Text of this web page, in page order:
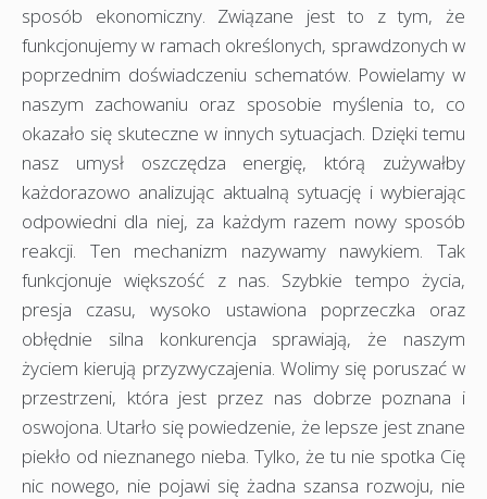
sposób ekonomiczny. Związane jest to z tym, że
funkcjonujemy w ramach określonych, sprawdzonych w
poprzednim doświadczeniu schematów. Powielamy w
naszym zachowaniu oraz sposobie myślenia to, co
okazało się skuteczne w innych sytuacjach. Dzięki temu
nasz umysł oszczędza energię, którą zużywałby
każdorazowo analizując aktualną sytuację i wybierając
odpowiedni dla niej, za każdym razem nowy sposób
reakcji. Ten mechanizm nazywamy nawykiem. Tak
funkcjonuje większość z nas. Szybkie tempo życia,
presja czasu, wysoko ustawiona poprzeczka oraz
obłędnie silna konkurencja sprawiają, że naszym
życiem kierują przyzwyczajenia. Wolimy się poruszać w
przestrzeni, która jest przez nas dobrze poznana i
oswojona. Utarło się powiedzenie, że lepsze jest znane
piekło od nieznanego nieba. Tylko, że tu nie spotka Cię
nic nowego, nie pojawi się żadna szansa rozwoju, nie